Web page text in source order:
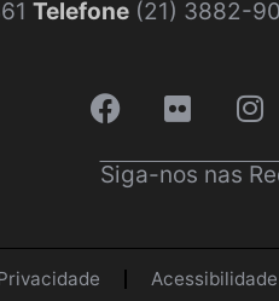
Telefone(21) 3882-
Siga-nos nas
Acessibilidade